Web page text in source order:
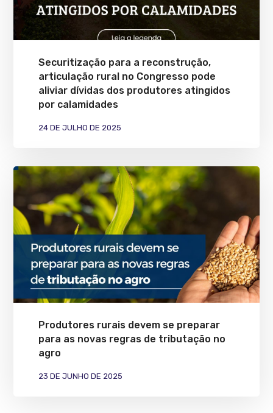
Securitização para a reconstrução,
articulação rural no Congresso pode
aliviar dívidas dos produtores atingidos
por calamidades
24 DE JULHO DE 2025
Produtores rurais devem se preparar
para as novas regras de tributação no
agro
23 DE JUNHO DE 2025